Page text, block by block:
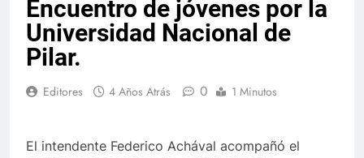
Encuentro de jóvenes por la
Universidad Nacional de
Pilar.
Editores 4 Años Atrás 0 1 Minutos
El intendente Federico Achával acompañó el